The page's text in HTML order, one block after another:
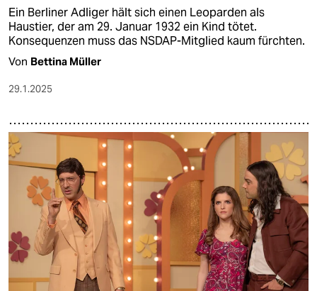
Ein Berliner Adliger hält sich einen Leoparden als
Haustier, der am 29. Januar 1932 ein Kind tötet.
Konsequenzen muss das NSDAP-Mitglied kaum fürchten.
Von Bettina Müller
29.1.2025